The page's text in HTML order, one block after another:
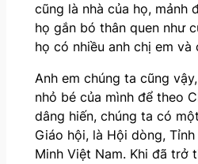
cũng là nhà của họ, mảnh
họ gắn bó thân quen như
họ có nhiều anh chị em và
Anh em chúng ta cũng
nhỏ bé của mình để theo
dâng hiến, chúng ta có
Giáo hội, là Hội dòng,
Minh Việt Nam. Khi đã trở